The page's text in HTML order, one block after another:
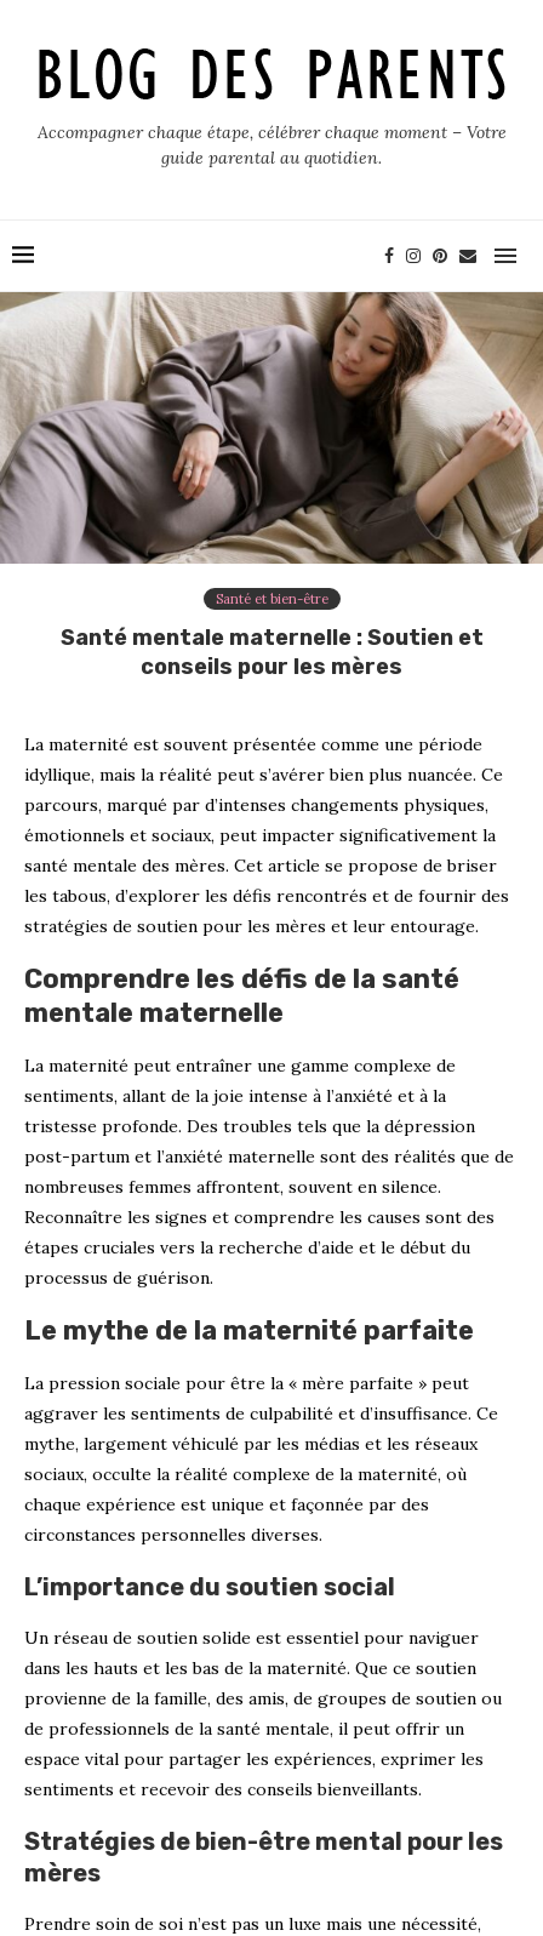
Accompagner chaque étape, célébrer chaque moment – Votre
guide parental au quotidien.
Santé et bien-être
Santé mentale maternelle : Soutien et
conseils pour les mères
La maternité est souvent présentée comme une période
idyllique, mais la réalité peut s’avérer bien plus nuancée. Ce
parcours, marqué par d’intenses changements physiques,
émotionnels et sociaux, peut impacter significativement la
santé mentale des mères. Cet article se propose de briser
les tabous, d’explorer les défis rencontrés et de fournir des
stratégies de soutien pour les mères et leur entourage.
Comprendre les défis de la santé
mentale maternelle
La maternité peut entraîner une gamme complexe de
sentiments, allant de la joie intense à l’anxiété et à la
tristesse profonde. Des troubles tels que la dépression
post-partum et l’anxiété maternelle sont des réalités que de
nombreuses femmes affrontent, souvent en silence.
Reconnaître les signes et comprendre les causes sont des
étapes cruciales vers la recherche d’aide et le début du
processus de guérison.
Le mythe de la maternité parfaite
La pression sociale pour être la « mère parfaite » peut
aggraver les sentiments de culpabilité et d’insuffisance. Ce
mythe, largement véhiculé par les médias et les réseaux
sociaux, occulte la réalité complexe de la maternité, où
chaque expérience est unique et façonnée par des
circonstances personnelles diverses.
L’importance du soutien social
Un réseau de soutien solide est essentiel pour naviguer
dans les hauts et les bas de la maternité. Que ce soutien
provienne de la famille, des amis, de groupes de soutien ou
de professionnels de la santé mentale, il peut offrir un
espace vital pour partager les expériences, exprimer les
sentiments et recevoir des conseils bienveillants.
Stratégies de bien-être mental pour les
mères
Prendre soin de soi n’est pas un luxe mais une nécessité,